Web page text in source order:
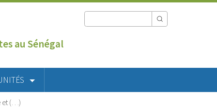
au Sénégal
et (…)